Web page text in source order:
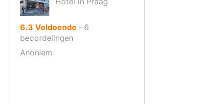
6.3 uit
10
Voldoende ‐ 6
beoordelingen
Anoniem